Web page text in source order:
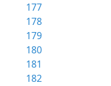
177
178
179
180
181
182